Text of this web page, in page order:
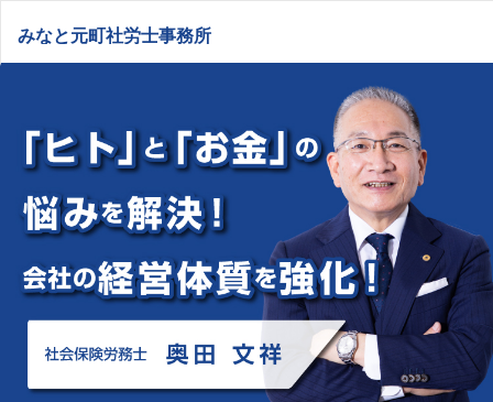
みなと元町社労士事務所